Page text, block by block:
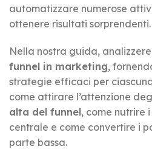
automatizzare numerose
ottenere risultati sorprendenti.
Nella nostra guida,
funnel in marketing,
strategie efficaci per
come attirare l’attenzione
alta del funnel, come nutrire
centrale e come convertire i
parte bassa.